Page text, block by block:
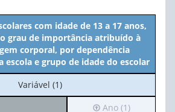
com idade de 13 a 17 anos,
grau de importância atribuído à
corporal, por dependência
escola e grupo de idade do escolar
No
cabeçalho:
Variável (1)
IráAno (1)